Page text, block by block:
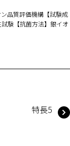
品質評価機構【試験成
試験【抗菌方法】銀イオ
特長5